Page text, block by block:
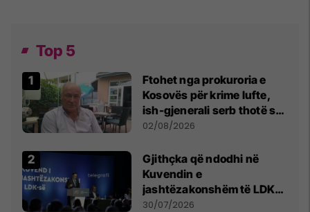
Top 5
Ftohet nga prokuroria e
Kosovës për krime lufte,
ish-gjenerali serb thotë se
dikush e tradhtoi në
02/08/2026
Gjithçka që ndodhi në
Kuvendin e
jashtëzakonshëm të LDK-
së
30/07/2026